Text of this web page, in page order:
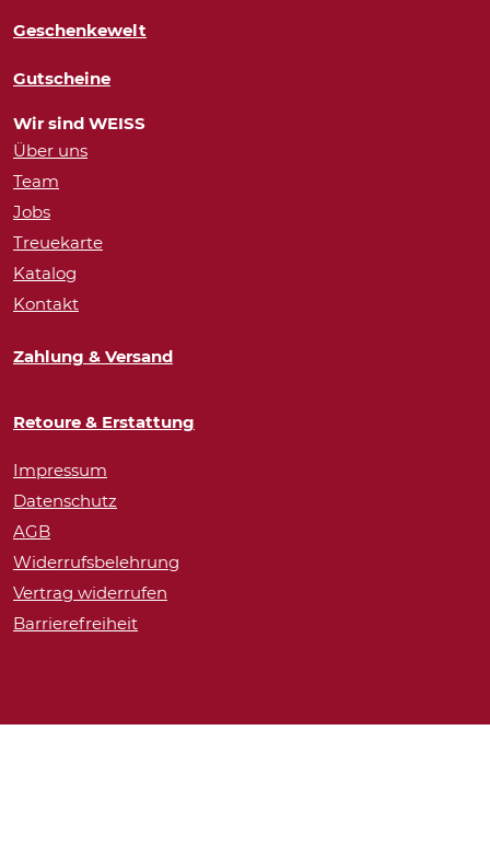
Geschenkewelt
Gutscheine
Wir sind WEISS
Über uns
Team
Jobs
Treuekarte
Katalog
Kontakt
Zahlung & Versand
Retoure & Erstattung
Impressum
Datenschutz
AGB
Widerrufsbelehrung
Vertrag widerrufen
Barrierefreiheit